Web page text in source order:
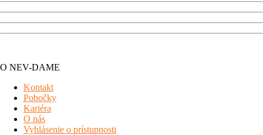
O NEV-DAME
Kontakt
Pobočky
Kariéra
O nás
Vyhlásenie o prístupnosti